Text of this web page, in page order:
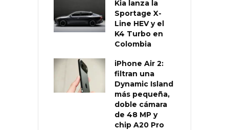
Kia lanza la
Sportage X-
Line HEV y el
K4 Turbo en
Colombia
iPhone Air 2:
filtran una
Dynamic Island
más pequeña,
doble cámara
de 48 MP y
chip A20 Pro